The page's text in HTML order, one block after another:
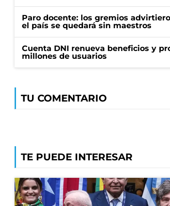
Paro docente: los gremios
el país se quedará sin maestros
Cuenta DNI renueva beneficios y
millones de usuarios
TU COMENTARIO
TE PUEDE INTERESAR